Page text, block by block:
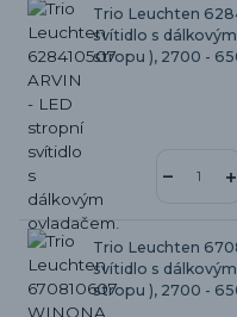
Trio Leuchten
svítidlo s
stropu ), 2700 -
Trio Leuchten
svítidlo s
stropu ), 2700 -